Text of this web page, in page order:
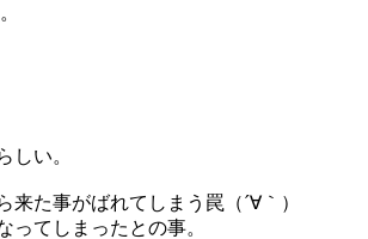
しい。
た事がばれてしまう罠（´∀｀）
てしまったとの事。